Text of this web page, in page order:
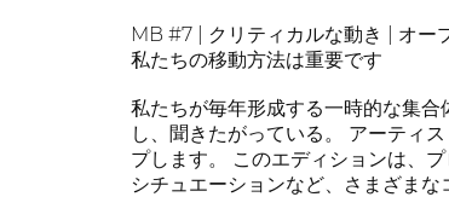
MB #7 | クリティカルな動き | オー
私たちの移動方法は重要です
私たちが毎年形成する一時的な集
し、聞きたがっている。 アーティ
プします。 このエディションは、
シチュエーションなど、さまざま